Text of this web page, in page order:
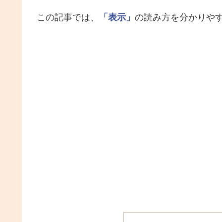
この記事では、 「表示」 の読み方を分かりや